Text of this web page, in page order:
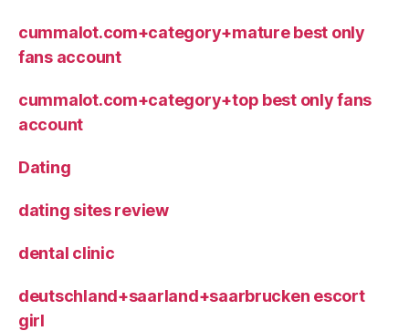
cummalot.com+category+mature best only
fans account
cummalot.com+category+top best only fans
account
Dating
dating sites review
dental clinic
deutschland+saarland+saarbrucken escort
girl